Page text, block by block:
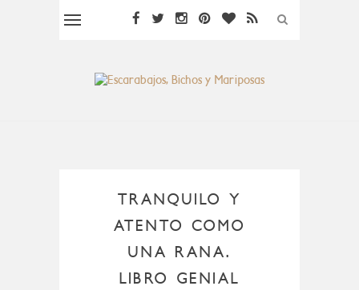
TRANQUILO Y
ATENTO COMO
UNA RANA.
LIBRO GENIAL